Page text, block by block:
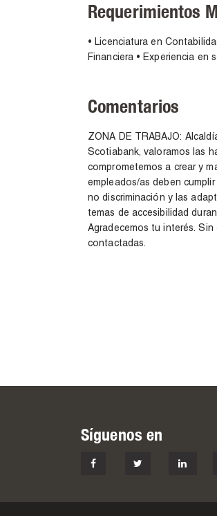
Requerimientos
• Licenciatura en
Financiera • Experiencia en
Comentarios
ZONA DE TRABAJO:
Scotiabank, valoramos las
comprometemos a crear y
empleados/as deben
no discriminación y las
temas de accesibilidad
Agradecemos tu interés.
contactadas.
Síguenos en